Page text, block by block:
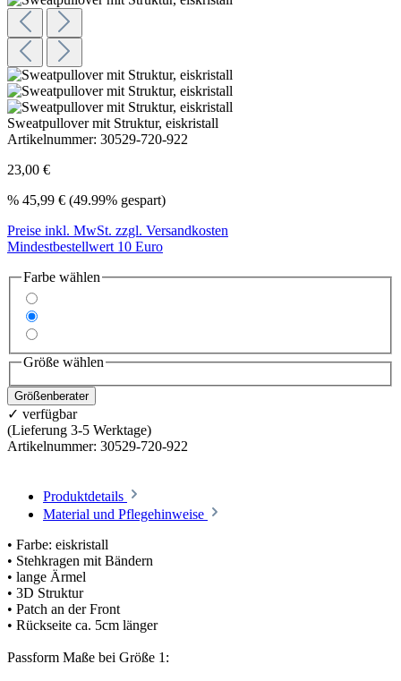
Sweatpullover mit Struktur, eiskristall
Artikelnummer: 30529-720-922
23,00 €
% 45,99 € (49.99% gespart)
Preise inkl. MwSt. zzgl. Versandkosten
Mindestbestellwert 10 Euro
Farbe wählen
Größe wählen
Größenberater
✓ verfügbar
(Lieferung 3-5 Werktage)
Artikelnummer: 30529-720-922
Produktdetails
Material und Pflegehinweise
• Farbe: eiskristall
• Stehkragen mit Bändern
• lange Ärmel
• 3D Struktur
• Patch an der Front
• Rückseite ca. 5cm länger
Passform Maße bei Größe 1: